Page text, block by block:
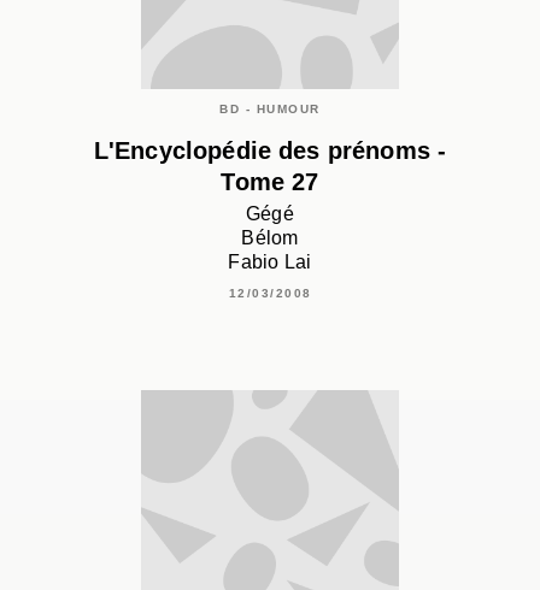
BD - HUMOUR
L'Encyclopédie des prénoms -
Tome 27
Gégé
Bélom
Fabio Lai
12/03/2008